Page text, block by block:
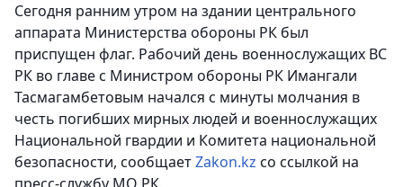
Сегодня ранним утром на здании центрального
аппарата Министерства обороны РК был
приспущен флаг. Рабочий день военнослужащих ВС
РК во главе с Министром обороны РК Имангали
Тасмагамбетовым начался с минуты молчания в
честь погибших мирных людей и военнослужащих
Национальной гвардии и Комитета национальной
безопасности, сообщаетZakon.kz со ссылкой на